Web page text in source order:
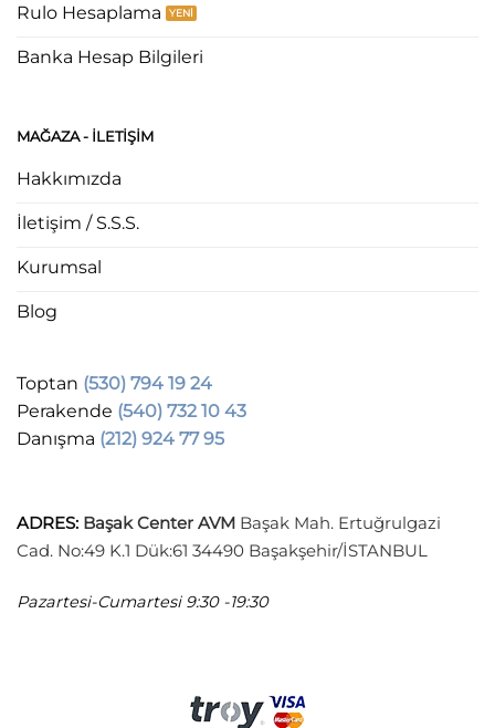
Rulo Hesaplama
Banka Hesap Bilgileri
MAĞAZA - ILETIŞIM
Hakkımızda
İletişim / S.S.S.
Kurumsal
Blog
Toptan (530) 794 19 24
Perakende (540) 732 10 43
Danışma (212) 924 77 95
ADRES: Başak Center AVM Başak Mah. Ertuğrulgazi
Cad. No:49 K.1 Dük:61 34490 Başakşehir/İSTANBUL
Pazartesi-Cumartesi 9:30 -19:30